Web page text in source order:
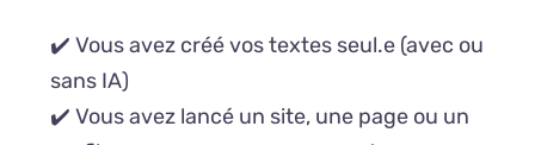
✔️ Vous avez créé vos textes seul.e (avec ou
sans IA)
✔️ Vous avez lancé un site, une page ou un